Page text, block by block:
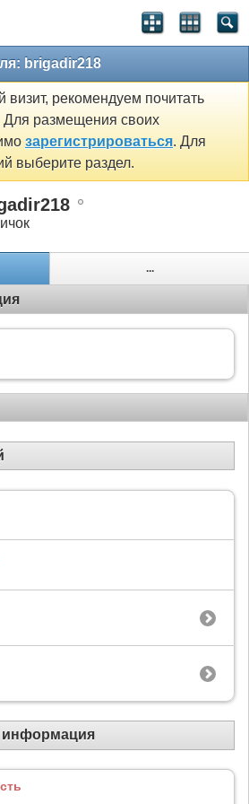
brigadir218
рекомендуем почитать
Для размещения своих
зарегистрироваться. Для
выберите раздел.
...
информация